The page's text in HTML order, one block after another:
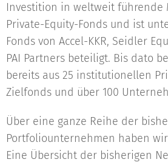
Investition in weltweit führende
Private-Equity-Fonds und ist
Fonds von Accel-KKR, Seidler
PAI Partners beteiligt. Bis dato
bereits aus 25 institutionellen
Zielfonds und über 100
Über eine ganze Reihe der
Portfoliounternehmen haben
Eine Übersicht der bisherigen